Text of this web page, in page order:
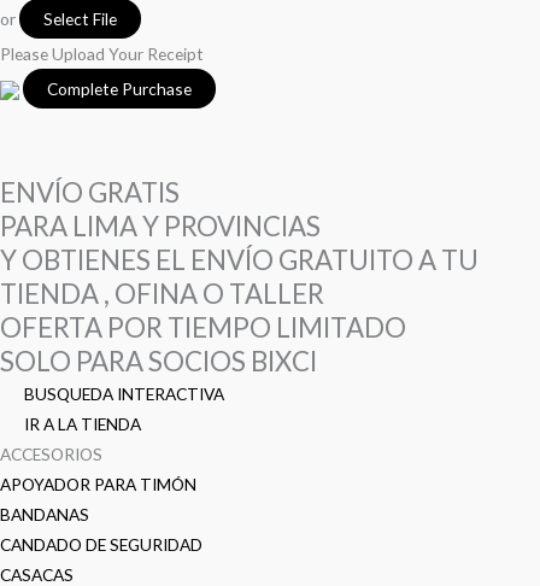
or
Select File
Please Upload Your Receipt
ENVÍO GRATIS
PARA LIMA Y PROVINCIAS
Y OBTIENES EL ENVÍO GRATUITO A TU
TIENDA , OFINA O TALLER
OFERTA POR TIEMPO LIMITADO
SOLO PARA SOCIOS BIXCI
BUSQUEDA INTERACTIVA
IR A LA TIENDA
ACCESORIOS
APOYADOR PARA TIMÓN
BANDANAS
CANDADO DE SEGURIDAD
CASACAS